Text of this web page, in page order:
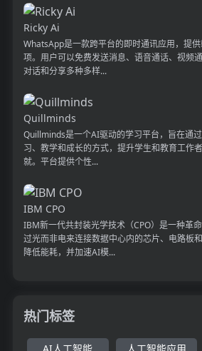
Ricky Ai
WhatsApp是一款跨平台的即时通讯应用，提
项。用户可以免费发送消息、语音通话、视频
对话和分享多种多样...
Quillminds
Quillminds是一个AI驱动的学习平台，旨在通
习、教学和成长的方式，提升学生和教育工作
就。平台提供个性...
IBM CPO
IBM新一代共封装光学技术（CPO）是一种革
过光而非电来连接数据中心内的芯片、电路板
降低能耗，并加速AI模...
热门标签